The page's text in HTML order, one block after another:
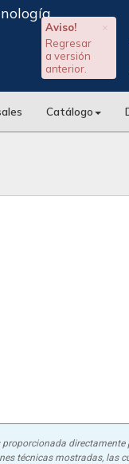
×
Aviso!
Regresar
a versión
anterior.
Catálogo
técnicas mostradas, las